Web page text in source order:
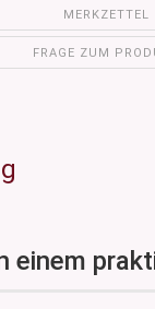
MERKZETTEL
FRAGE ZUM
einem